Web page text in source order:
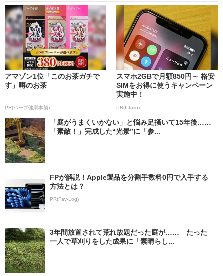
アマゾン1位「このお茶ガチで
す」噂のお茶
PR(ハーブ健康本舗)
スマホ2GBで月額850円～ 格安
SIMをお得に使うキャンペーン
実施中！
PR(IIJmio)
「庭がうまくいかない」と悩み足掻いて15年後……
「素敵！」完成した“光景”に「参...
FPが解説！Apple製品を分割手数料0円で入手する
方法とは？
PR(Fav-Log)
3年間放置されて荒れ放題だった庭が…… たった
一人で草刈りをした成果に「素晴らし...